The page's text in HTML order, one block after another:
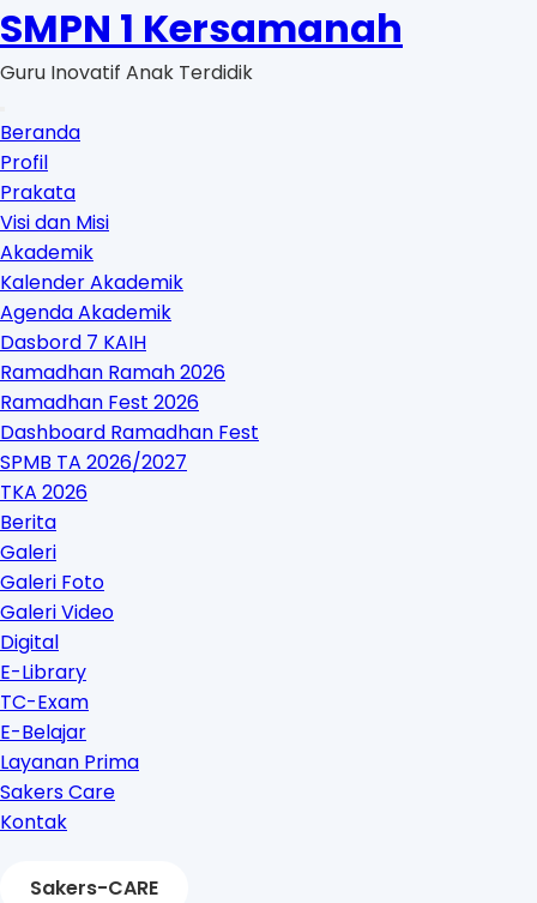
Skip
to
content
SMPN 1 Kersamanah
Guru Inovatif Anak Terdidik
Beranda
Profil
Prakata
Visi dan Misi
Akademik
Kalender Akademik
Agenda Akademik
Dasbord 7 KAIH
Ramadhan Ramah 2026
Ramadhan Fest 2026
Dashboard Ramadhan Fest
SPMB TA 2026/2027
TKA 2026
Berita
Galeri
Galeri Foto
Galeri Video
Digital
E-Library
TC-Exam
E-Belajar
Layanan Prima
Sakers Care
Kontak
Sakers-CARE